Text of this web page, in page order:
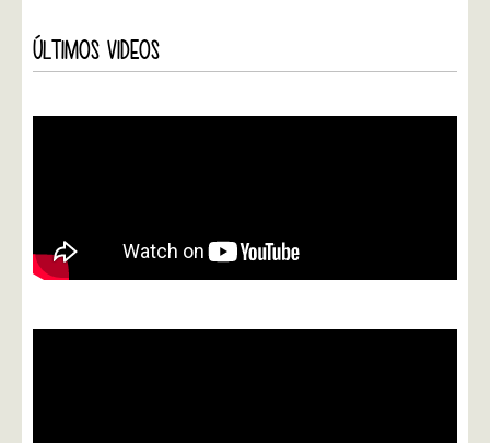
ÚLTIMOS VIDEOS